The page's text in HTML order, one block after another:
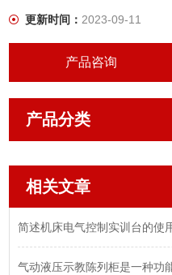
更新时间：2023-09-11
产品咨询
产品分类
相关文章
简述机床电气控制实训台的使